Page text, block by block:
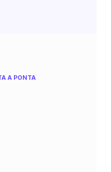
A PONTA